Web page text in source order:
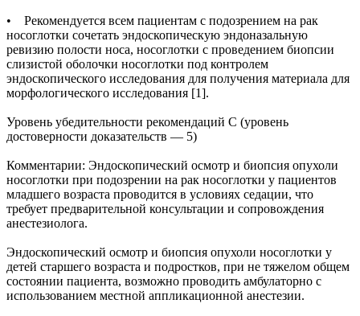
• Рекомендуется всем пациентам с подозрением на рак
носоглотки сочетать эндоскопическую эндоназальную
ревизию полости носа, носоглотки с проведением биопсии
слизистой оболочки носоглотки под контролем
эндоскопического исследования для получения материала для
морфологического исследования [1].
Уровень убедительности рекомендаций С (уровень
достоверности доказательств — 5)
Комментарии: Эндоскопический осмотр и биопсия опухоли
носоглотки при подозрении на рак носоглотки у пациентов
младшего возраста проводится в условиях седации, что
требует предварительной консультации и сопровождения
анестезиолога.
Эндоскопический осмотр и биопсия опухоли носоглотки у
детей старшего возраста и подростков, при не тяжелом общем
состоянии пациента, возможно проводить амбулаторно с
использованием местной аппликационной анестезии.